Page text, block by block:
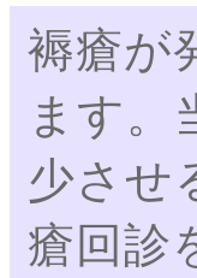
褥瘡が
ます。
少させ
瘡回診